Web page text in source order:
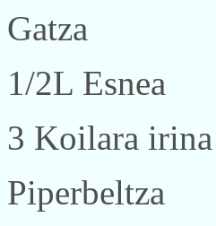
Gatza
1/2L Esnea
3 Koilara irina
Piperbeltza